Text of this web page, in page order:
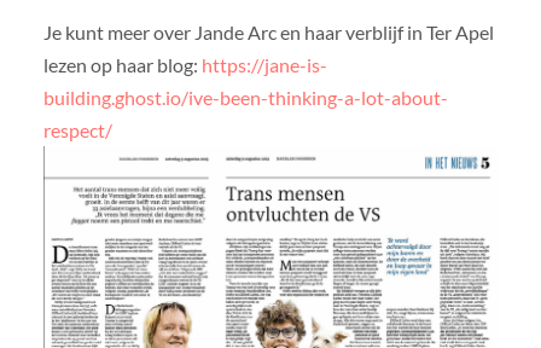
Je kunt meer over Jande Arc en haar verblijf in Ter Apel
lezen op haar blog: https://jane-is-
building.ghost.io/ive-been-thinking-a-lot-about-
respect/